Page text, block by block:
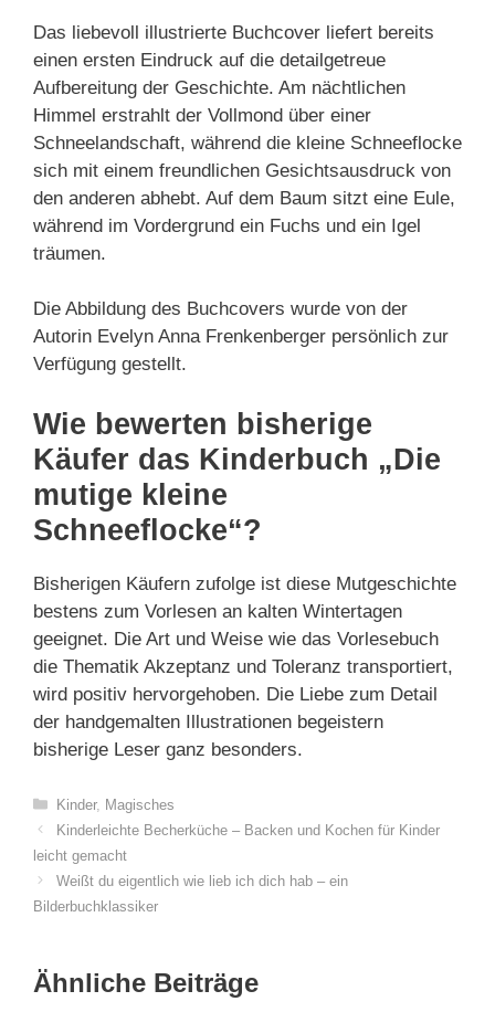
Das liebevoll illustrierte Buchcover liefert bereits
einen ersten Eindruck auf die detailgetreue
Aufbereitung der Geschichte. Am nächtlichen
Himmel erstrahlt der Vollmond über einer
Schneelandschaft, während die kleine Schneeflocke
sich mit einem freundlichen Gesichtsausdruck von
den anderen abhebt. Auf dem Baum sitzt eine Eule,
während im Vordergrund ein Fuchs und ein Igel
träumen.
Die Abbildung des Buchcovers wurde von der
Autorin Evelyn Anna Frenkenberger persönlich zur
Verfügung gestellt.
Wie bewerten bisherige
Käufer das Kinderbuch „Die
mutige kleine
Schneeflocke“?
Bisherigen Käufern zufolge ist diese Mutgeschichte
bestens zum Vorlesen an kalten Wintertagen
geeignet. Die Art und Weise wie das Vorlesebuch
die Thematik Akzeptanz und Toleranz transportiert,
wird positiv hervorgehoben. Die Liebe zum Detail
der handgemalten Illustrationen begeistern
bisherige Leser ganz besonders.
Kategorien
Kinder, Magisches
Kinderleichte Becherküche – Backen und Kochen für Kinder
leicht gemacht
Weißt du eigentlich wie lieb ich dich hab – ein
Bilderbuchklassiker
Ähnliche Beiträge